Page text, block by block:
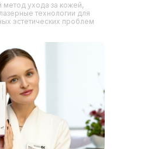
ухода за кожей,
технологии для
эстетических проблем